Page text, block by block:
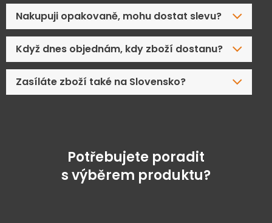
Nakupuji opakovaně, mohu dostat slevu?
Když dnes objednám, kdy zboží dostanu?
Zasíláte zboží také na Slovensko?
Potřebujete poradit
s výběrem produktu?